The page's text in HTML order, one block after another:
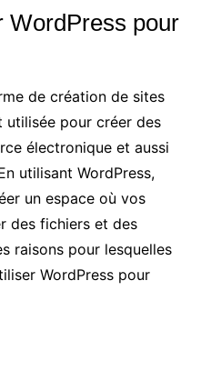
WordPress pour
de création de sites
utilisée pour créer des
électronique et aussi
utilisant WordPress,
un espace où vos
des fichiers et des
raisons pour lesquelles
WordPress pour